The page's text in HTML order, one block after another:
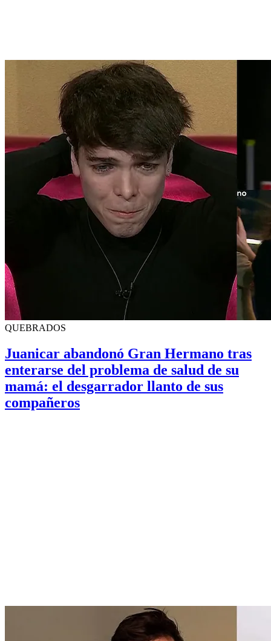
QUEBRADOS
Juanicar abandonó Gran Hermano tras
enterarse del problema de salud de su
mamá: el desgarrador llanto de sus
compañeros